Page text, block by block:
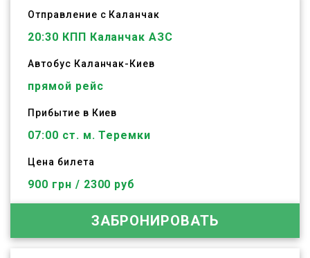
Отправление с Каланчак
20:30 КПП Каланчак АЗС
Автобус Каланчак- Киев
прямой рейс
Прибытие в Киев
07:00 ст. м. Теремки
Цена билета
900 грн / 2300 руб
ЗАБРОНИРОВАТЬ